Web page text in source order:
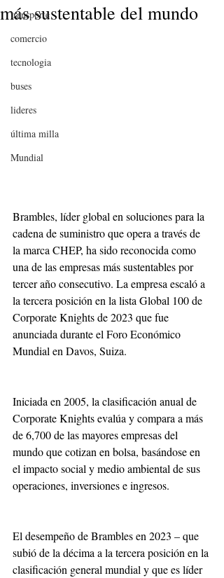
transporte
comercio
tecnologia
buses
lideres
última milla
Mundial
más sustentable del mundo
Brambles, líder global en soluciones para la
cadena de suministro que opera a través de
la marca CHEP, ha sido reconocida como
una de las empresas más sustentables por
tercer año consecutivo. La empresa escaló a
la tercera posición en la lista Global 100 de
Corporate Knights de 2023 que fue
anunciada durante el Foro Económico
Mundial en Davos, Suiza.
Iniciada en 2005, la clasificación anual de
Corporate Knights evalúa y compara a más
de 6,700 de las mayores empresas del
mundo que cotizan en bolsa, basándose en
el impacto social y medio ambiental de sus
operaciones, inversiones e ingresos.
El desempeño de Brambles en 2023 – que
subió de la décima a la tercera posición en la
clasificación general mundial y que es líder